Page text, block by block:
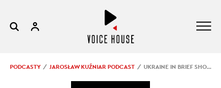
PODCASTY JAROSŁAW KUŹNIAR PODCAST UKRAINE IN BRIEF SHORT #232